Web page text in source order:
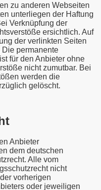
zu anderen Webseiten
unterliegen der Haftung
Verknüpfung der
ersichtlich. Auf
der verlinkten Seiten
Die permanente
für den Anbieter ohne
nicht zumutbar. Bei
werden die
gelöscht.
Anbieter
dem deutschen
Alle vom
nicht
vorherigen
oder jeweiligen